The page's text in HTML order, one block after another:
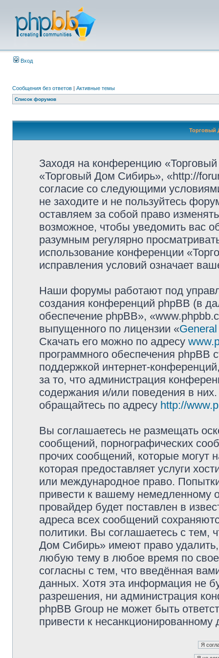
Вход
Сообщения без ответов | Активные темы
Список форумов
Торговый
Заходя на конференцию
«Торговый Дом Сибирь», «http://
согласие со следующими
не заходите и не пользуйтесь
оставляем за собой право
возможное, чтобы уведомить вас
разумным регулярно
использование конференции
исправления условий означает
Наши форумы работают под
создания конференций phpBB (в
обеспечение phpBB»,
выпущенного по лицензии «
Скачать его можно по адресу
программного обеспечения phpBB
поддержкой интернет-
за то, что администрация
содержания и/или поведения в
обращайтесь по адресу http://
Вы соглашаетесь не размещать
сообщений, порнографических
прочих сообщений, которые могут
которая предоставляет услуги
или международное право.
привести к вашему немедленному
провайдер будет поставлен в
адреса всех сообщений
политики. Вы соглашаетесь с тем,
Дом Сибирь» имеют право удалить,
любую тему в любое время по
согласны с тем, что введённая
данных. Хотя эта информация не
разрешения, ни администрация
phpBB Group не может быть
привести к несанкционированному